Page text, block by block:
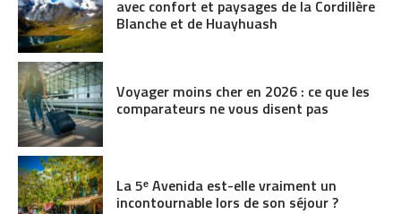
avec confort et paysages de la Cordillère
Blanche et de Huayhuash
Voyager moins cher en 2026 : ce que les
comparateurs ne vous disent pas
La 5ᵉ Avenida est-elle vraiment un
incontournable lors de son séjour ?